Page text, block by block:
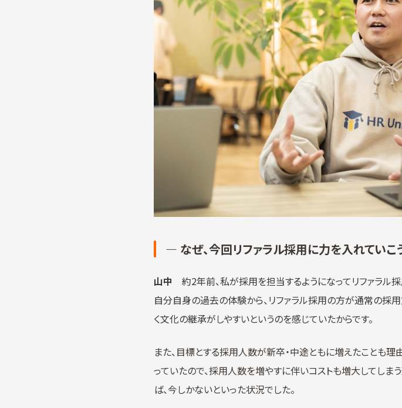
― なぜ、今回リファラル採用に力を入れていこ
山中 約2年前、私が採用を担当するようになってリファラル
自分自身の過去の体験から、リファラル採用の方が通常の採
く文化の継承がしやすいというのを感じていたからです。
また、目標とする採用人数が新卒・中途ともに増えたことも
っていたので、採用人数を増やすに伴いコストも増大してしま
ば、今しかないといった状況でした。